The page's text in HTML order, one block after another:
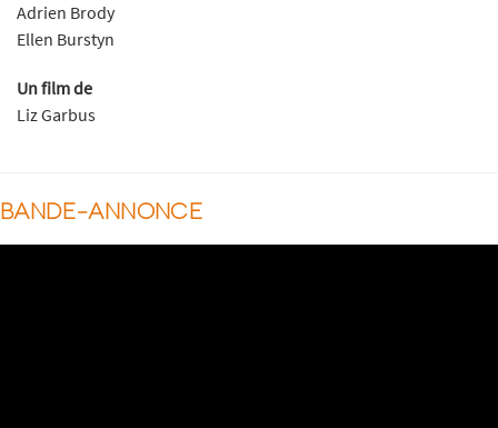
Adrien Brody
Ellen Burstyn
Un film de
Liz Garbus
BANDE-ANNONCE